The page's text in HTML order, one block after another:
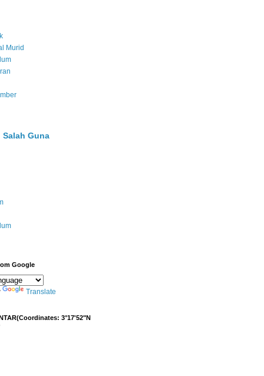
Murid
Guna
Google
Translate
3°17'52"N